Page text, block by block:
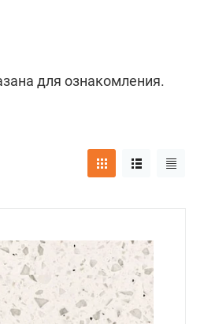
для ознакомления.